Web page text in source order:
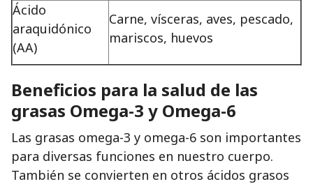
Ácido
araquidónico
(AA)
Carne, vísceras, aves, pescado,
mariscos, huevos
Beneficios para la salud de las
grasas Omega-3 y Omega-6
Las grasas omega-3 y omega-6 son importantes
para diversas funciones en nuestro cuerpo.
También se convierten en otros ácidos grasos